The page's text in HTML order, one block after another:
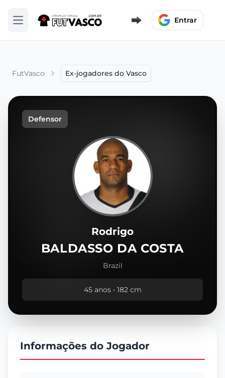
Abrir menu Entrar
FutVasco Ex-jogadores do Vasco
Defensor
Rodrigo
BALDASSO DA COSTA
Brazil
45 anos • 182 cm
Informações do Jogador